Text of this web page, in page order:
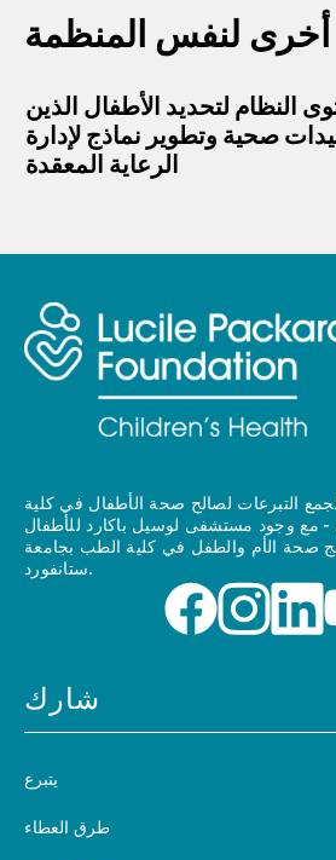
أخرى لنفس المنظمة
النظام لتحديد الأطفال الذين
صحية وتطوير نماذج لإدارة
الرعاية المعقدة
التبرعات لصالح صحة الأطفال في كلية
- مع وجود مستشفى لوسيل باكارد للأطفال
صحة الأم والطفل في كلية الطب بجامعة
ستانفورد.
شارك
يتبرع
طرق العطاء